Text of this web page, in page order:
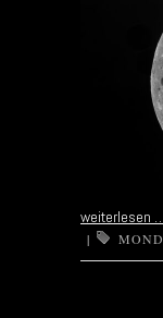
weiterlesen …
| MOND